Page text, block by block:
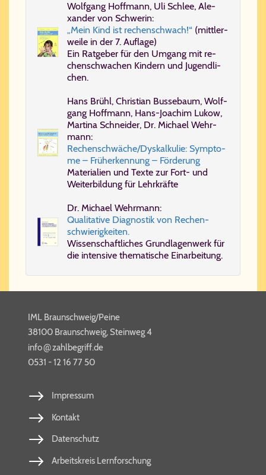
Wolf­gang Hoff­mann, Uli Schlee, Ale­
xan­der von Schwe­rin:
„Mein Kind ist re­chen­schwach!“ (mitt­ler­
wei­le in der 7. Auf­la­ge)
Ein Rat­ge­ber für den Um­gang mit re­
chen­schwa­chen Kin­dern und Ju­gend­li­
chen.
Hans Brühl, Chris­ti­an Bus­se­baum, Wolf­
gang Hoff­mann, Hans-​Jo­a­chim Lu­kow,
Mar­ti­na Schnei­der, Dr. Mi­cha­el Wehr­
mann:
Re­chen­schwä­che/​Dys­kal­ku­lie: Symp­to­
me – Früh­er­ken­nung – För­de­rung
Ma­te­ri­a­li­en und Tex­te zur Fort- und
Wei­ter­bil­dung für Lehr­kräf­te
Dr. Mi­cha­el Wehr­mann:
Qua­li­ta­ti­ve Dia­gno­stik von Re­chen­
schwie­rig­kei­ten.
Wis­sen­schaft­li­ches Grund­la­gen­werk für
die in­ten­si­ve the­ma­ti­sche Ein­ar­bei­tung.
IML Braunschweig/Peine
38100 Braunschweig, Steinweg 4
info​@zahl​be​griff​.de
0531 - 12 16 77 50
Impressum
Kontakt
Datenschutz
Arbeitskreis Lernforschung